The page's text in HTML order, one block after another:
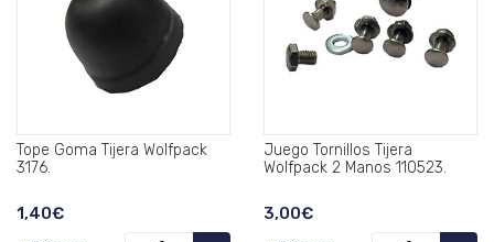
Tope Goma Tijera Wolfpack
3176.
1,40€
Juego Tornillos Tijera
Wolfpack 2 Manos 110523.
3,00€